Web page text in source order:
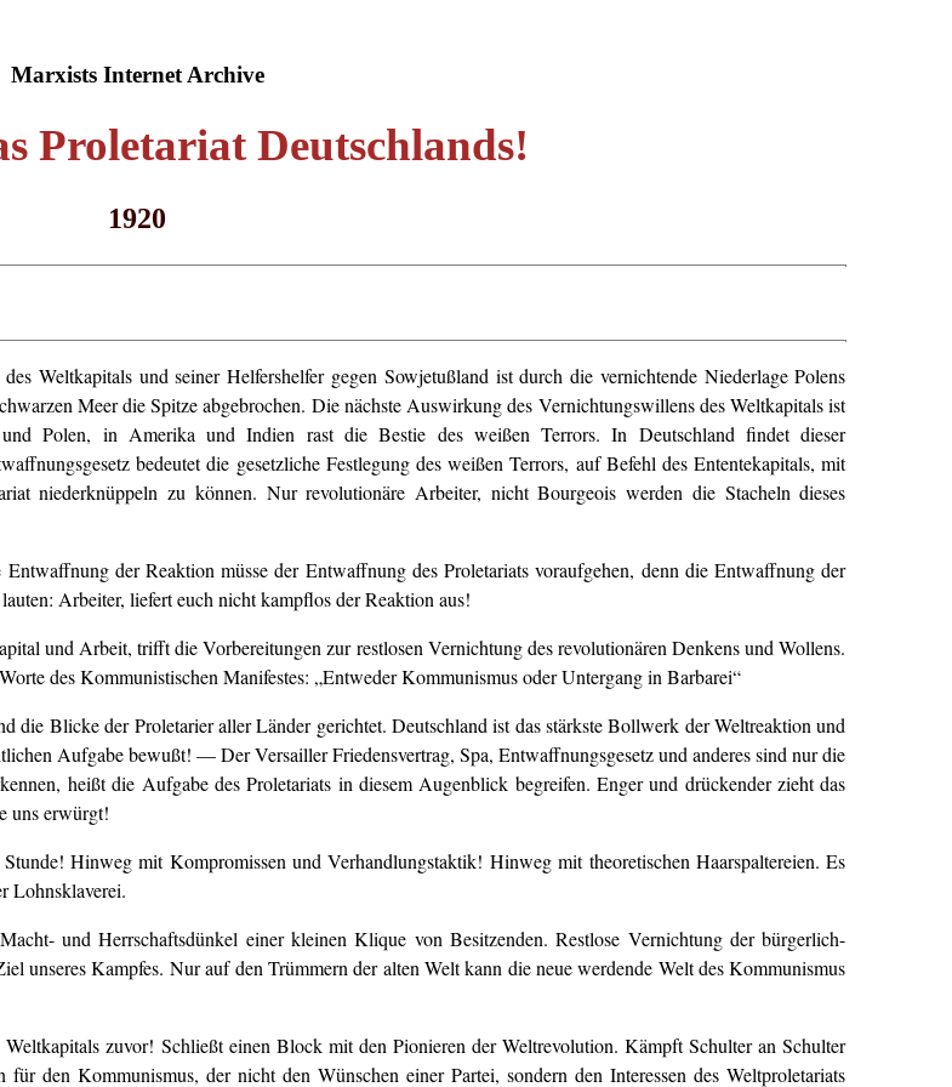
Marxists Internet Archive
Proletariat Deutschlands!
1920
Weltkapitals und seiner Helfershelfer gegen Sowjetußland ist durch die vernichtende Niederlage Polens
Meer die Spitze abgebrochen. Die nächste Auswirkung des Vernichtungswillens des Weltkapitals ist
Polen, in Amerika und Indien rast die Bestie des weißen Terrors. In Deutschland findet dieser
bedeutet die gesetzliche Festlegung des weißen Terrors, auf Befehl des Ententekapitals, mit
niederknüppeln zu können. Nur revolutionäre Arbeiter, nicht Bourgeois werden die Stacheln dieses
der Reaktion müsse der Entwaffnung des Proletariats voraufgehen, denn die Entwaffnung der
Arbeiter, liefert euch nicht kampflos der Reaktion aus!
und Arbeit, trifft die Vorbereitungen zur restlosen Vernichtung des revolutionären Denkens und Wollens.
des Kommunistischen Manifestes: „Entweder Kommunismus oder Untergang in Barbarei“
die Blicke der Proletarier aller Länder gerichtet. Deutschland ist das stärkste Bollwerk der Weltreaktion und
Aufgabe bewußt! — Der Versailler Friedensvertrag, Spa, Entwaffnungsgesetz und anderes sind nur die
heißt die Aufgabe des Proletariats in diesem Augenblick begreifen. Enger und drückender zieht das
uns erwürgt!
Hinweg mit Kompromissen und Verhandlungstaktik! Hinweg mit theoretischen Haarspaltereien. Es
Lohnsklaverei.
und Herrschaftsdünkel einer kleinen Klique von Besitzenden. Restlose Vernichtung der bürgerlich-
unseres Kampfes. Nur auf den Trümmern der alten Welt kann die neue werdende Welt des Kommunismus
zuvor! Schließt einen Block mit den Pionieren der Weltrevolution. Kämpft Schulter an Schulter
den Kommunismus, der nicht den Wünschen einer Partei, sondern den Interessen des Weltproletariats